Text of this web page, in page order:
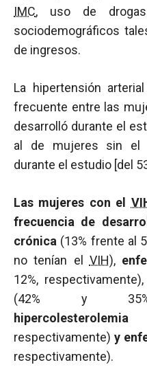
IMC, uso de
sociodemográficos
de ingresos.
La hipertensión
frecuente entre las
desarrolló durante el
al de mujeres sin el
durante el estudio [del
Las mujeres con el
frecuencia de
crónica (13% frente al
no tenían el VIH),
12%, respectivamente),
(42% y 35%,
hipercolesterolemia
respectivamente)y
respectivamente).